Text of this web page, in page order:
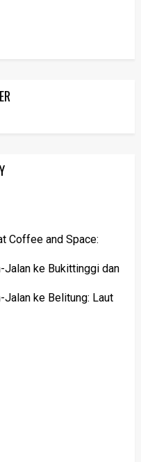
Coffee and Space:
Jalan ke Bukittinggi dan
Jalan ke Belitung: Laut